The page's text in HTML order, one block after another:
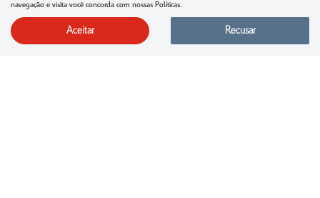
Agendamento de serviços
navegação e visita você concorda com nossas Políticas.
Aceitar Recusar